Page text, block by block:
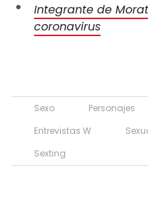
Integrante de
coronavirus
Sexo Personajes
Entrevistas W
Sexting